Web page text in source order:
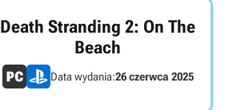
Death Stranding 2: On The
Beach
Data wydania:26 czerwca 2025